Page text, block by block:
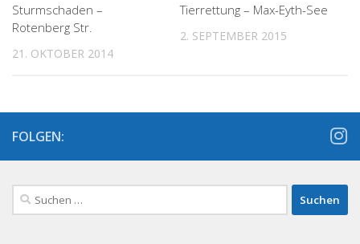
Sturmschaden –
Rotenberg Str.
21. OKTOBER 2014
Tierrettung – Max-Eyth-See
2. SEPTEMBER 2015
FOLGEN:
Suchen
nach: